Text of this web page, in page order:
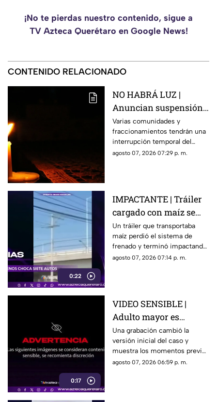
¡No te pierdas nuestro contenido, sigue a
TV Azteca Querétaro en Google News!
CONTENIDO RELACIONADO
NO HABRÁ LUZ |
Anuncian suspensión
del suministro eléctrico
en Querétaro; estás
serán las zonas
afectadas
Varias comunidades y
fraccionamientos tendrán una
interrupción temporal del
servicio eléctrico durante
agosto 07, 2026 07:29 p. m.
0:22
IMPACTANTE | Tráiler
cargado con maíz se
queda sin frenos y
embiste a siete
vehículos
Un tráiler que transportaba
maíz perdió el sistema de
frenado y terminó impactando
a siete vehículos que
agosto 07, 2026 07:14 p. m.
0:17
VIDEO SENSIBLE |
Adulto mayor es
atropell4do por tráiler;
fue empujado antes de
m0rir
Una grabación cambió la
versión inicial del caso y
muestra los momentos previos
al atropellamiento ocurrido en
agosto 07, 2026 06:59 p. m.